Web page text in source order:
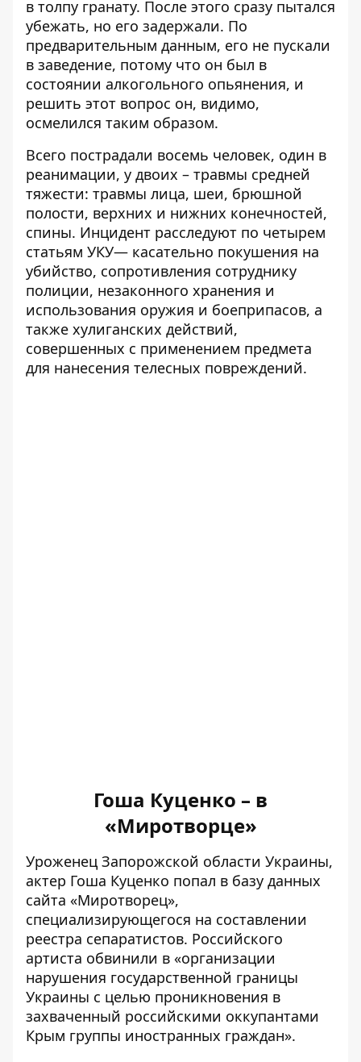
в толпу гранату. После этого сразу пытался
убежать, но его задержали. По
предварительным данным, его не пускали
в заведение, потому что он был в
состоянии алкогольного опьянения, и
решить этот вопрос он, видимо,
осмелился таким образом.
Всего пострадали восемь человек, один в
реанимации, у двоих – травмы средней
тяжести: травмы лица, шеи, брюшной
полости, верхних и нижних конечностей,
спины. Инцидент расследуют по четырем
статьям УКУ— касательно покушения на
убийство, сопротивления сотруднику
полиции, незаконного хранения и
использования оружия и боеприпасов, а
также хулиганских действий,
совершенных с применением предмета
для нанесения телесных повреждений.
Гоша Куценко – в
«Миротворце»
Уроженец Запорожской области Украины,
актер Гоша Куценко попал в базу данных
сайта «Миротворец»,
специализирующегося на составлении
реестра сепаратистов. Российского
артиста обвинили в «организации
нарушения государственной границы
Украины с целью проникновения в
захваченный российскими оккупантами
Крым группы иностранных граждан».